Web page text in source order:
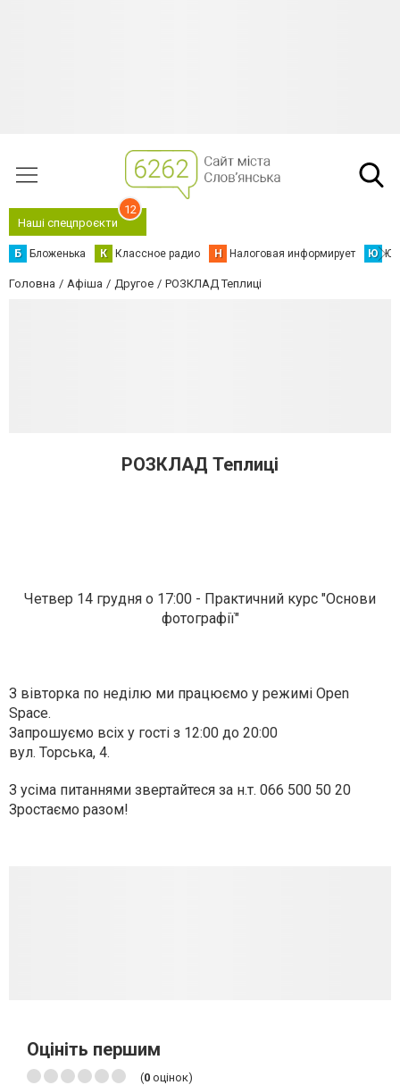
Наші спецпроєкти
12
Б Бложенька К Классное радио Н Налоговая информирует Ю
Головна Афіша Другое РОЗКЛАД Теплиці
РОЗКЛАД Теплиці
Четвер 14 грудня о 17:00 - Практичний курс "Основи
фотографії"
З вівторка по неділю ми працюємо у режимі Open
Space.
Запрошуємо всіх у гості з 12:00 до 20:00
вул. Торська, 4.
З усіма питаннями звертайтеся за н.т. 066 500 50 20
Зростаємо разом!
Оцініть першим
(0 оцінок)